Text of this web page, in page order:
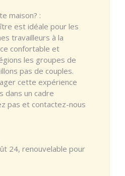
maison? :
est idéale pour les
travailleurs à la
confortable et
les groupes de
pas de couples.
cette expérience
dans un cadre
pas et contactez-nous
24, renouvelable pour